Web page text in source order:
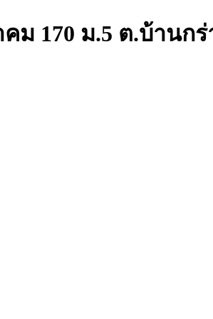
170 ม.5 ต.บ้านก